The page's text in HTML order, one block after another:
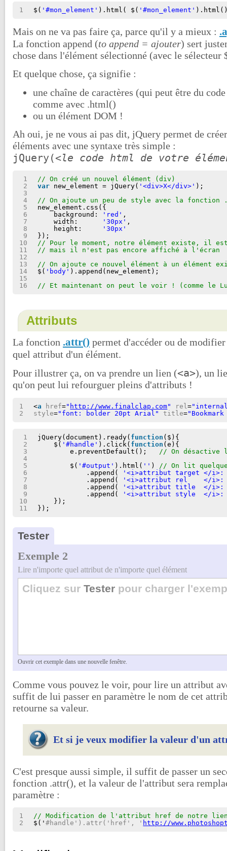
1 $( '#mon_element' ).html( $( '#mon_element'
Mais on ne va pas faire ça, parce qu'il y a mieux :
La fonction append (to append = ajouter) sert
chose dans l'élément sélectionné (avec le sélecteur
Et quelque chose, ça signifie :
une chaîne de caractères (qui peut être du
comme avec .html()
ou un élément DOM !
Ah oui, je ne vous ai pas dit, jQuery permet de
éléments avec une syntaxe très simple :
jQuery(<le code html de votre
1
2
3
4
5
6
7
8
9
10
11
12
13
14
15
16
// On créé un nouvel élément (div)
var new_element = jQuery( '<div>X</div>' );
// On ajoute un peu de style avec la fonction
new_element.css({
background:
'red' ,
width:
'30px' ,
height:
'30px'
});
// Pour le moment, notre élément existe, il est
// mais il n'est pas encore affiché à l'écran
// On ajoute ce nouvel élément à un élément
$( 'body' ).append(new_element);
// Et maintenant on peut le voir ! (comme le
Attributs
La fonction .attr() permet d'accéder ou de
quel attribut d'un élément.
Pour illustrer ça, on va prendre un lien (<a>), un
qu'on peut lui refourguer pleins d'attributs !
1
2
<a href=" http://www.finalclap.com" rel=
style="font: bolder 20pt Arial" title=
1
2
3
4
5
6
7
8
9
10
11
jQuery(document).ready( function ($){
$( '#handle' ).click( function (e){
e.preventDefault();
// On désactive
$( '#output' ).html( '' )
// On lit
.append(
'<i>attribut target </
.append(
'<i>attribut rel    </
.append(
'<i>attribut title  </
.append(
'<i>attribut style  </
});
});
Tester
Exemple 2
Lire n'importe quel attribut de n'importe quel élément
Ouvrir cet exemple dans une nouvelle fenêtre.
Comme vous pouvez le voir, pour lire un attribut
suffit de lui passer en paramètre le nom de cet
retourne sa valeur.
Et si je veux modifier la valeur d'un
C'est presque aussi simple, il suffit de passer un
fonction .attr(), et la valeur de l'attribut sera
paramètre :
1
2
// Modification de l'attribut href de notre
$('#handle').attr('href', ' http://